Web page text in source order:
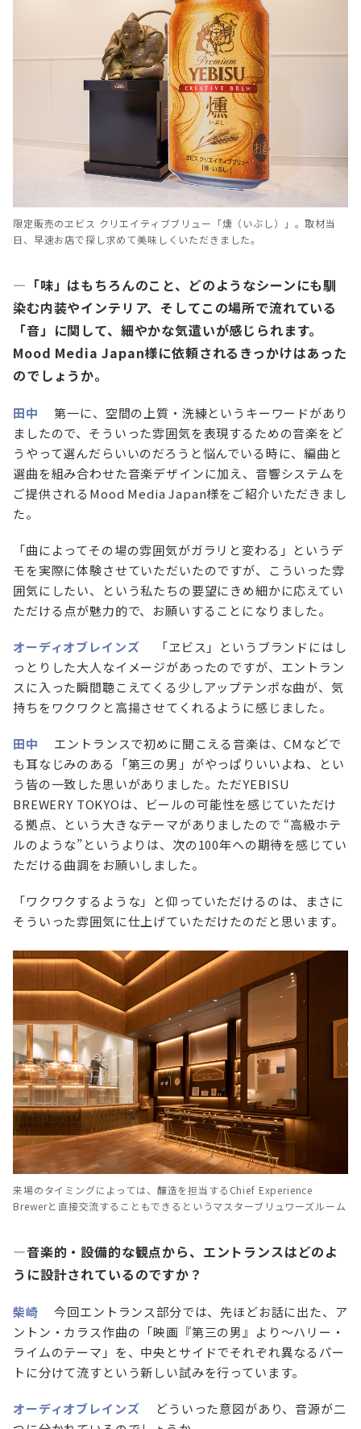
限定販売のヱビス クリエイティブブリュー「燻（いぶし）」。取材当
日、早速お店で探し求めて美味しくいただきました。
—「味」はもちろんのこと、どのようなシーンにも馴
染む内装やインテリア、そしてこの場所で流れている
「音」に関して、細やかな気遣いが感じられます。
Mood Media Japan様に依頼されるきっかけはあった
のでしょうか。
田中
第一に、空間の上質・洗練というキーワードがあり
ましたので、そういった雰囲気を表現するための音楽をど
うやって選んだらいいのだろうと悩んでいる時に、編曲と
選曲を組み合わせた音楽デザインに加え、音響システムを
ご提供されるMood Media Japan様をご紹介いただきまし
た。
「曲によってその場の雰囲気がガラリと変わる」というデ
モを実際に体験させていただいたのですが、こういった雰
囲気にしたい、という私たちの要望にきめ細かに応えてい
ただける点が魅力的で、お願いすることになりました。
オーディオブレインズ
「ヱビス」というブランドにはし
っとりした大人なイメージがあったのですが、エントラン
スに入った瞬間聴こえてくる少しアップテンポな曲が、気
持ちをワクワクと高揚させてくれるように感じました。
田中
エントランスで初めに聞こえる音楽は、CMなどで
も耳なじみのある「第三の男」がやっぱりいいよね、とい
う皆の一致した思いがありました。ただYEBISU
BREWERY TOKYOは、ビールの可能性を感じていただけ
る拠点、という大きなテーマがありましたので “高級ホテ
ルのような”というよりは、次の100年への期待を感じてい
ただける曲調をお願いしました。
「ワクワクするような」と仰っていただけるのは、まさに
そういった雰囲気に仕上げていただけたのだと思います。
来場のタイミングによっては、醸造を担当するChief Experience
Brewerと直接交流することもできるというマスターブリュワーズルーム
—音楽的・設備的な観点から、エントランスはどのよ
うに設計されているのですか？
柴崎
今回エントランス部分では、先ほどお話に出た、ア
ントン・カラス作曲の「映画『第三の男』より～ハリー・
ライムのテーマ」を、中央とサイドでそれぞれ異なるパー
トに分けて流すという新しい試みを行っています。
オーディオブレインズ
どういった意図があり、音源が二